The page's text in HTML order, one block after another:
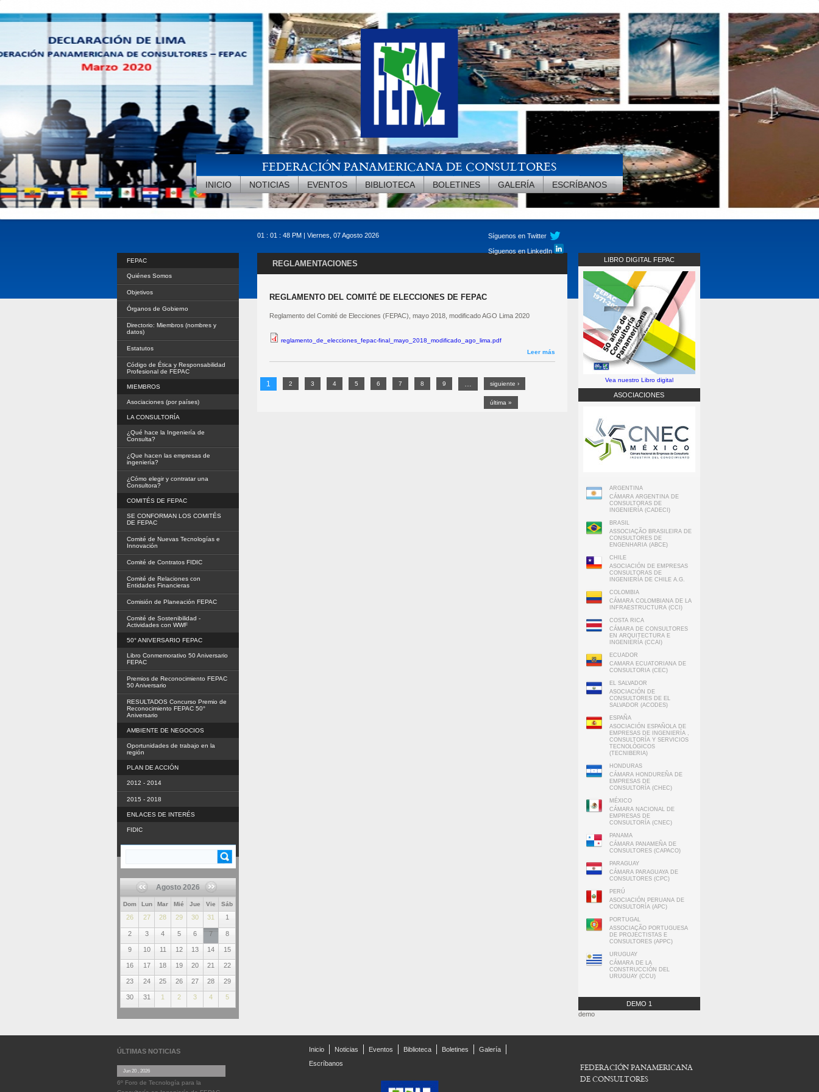
FEDERACIÓN PANAMERICANA DE CONSULTORES
INICIO NOTICIAS EVENTOS BIBLIOTECA BOLETINES GALERÍA ESCRÍBANOS
01 : 01 : 48 PM | Viernes, 07 Agosto 2026 Síguenos en Twitter
Síguenos en LinkedIn
REGLAMENTACIONES
REGLAMENTO DEL COMITÉ DE ELECCIONES DE FEPAC
Reglamento del Comité de Elecciones (FEPAC), mayo 2018, modificado AGO Lima 2020
reglamento_de_elecciones_fepac-final_mayo_2018_modificado_ago_lima.pdf
Leer más
sobre
Reglamento
PÁGINAS
1 2 3 4 5 6 7 8 9 … siguiente ›
última »
FEPAC
Quiénes Somos
Objetivos
Órganos de Gobierno
Directorio: Miembros (nombres y
datos)
Estatutos
Código de Ética y Responsabilidad
Profesional de FEPAC
MIEMBROS
Asociaciones (por países)
LA CONSULTORÍA
¿Qué hace la Ingeniería de
Consulta?
¿Que hacen las empresas de
ingeniería?
¿Cómo elegir y contratar una
Consultora?
COMITÉS DE FEPAC
SE CONFORMAN LOS COMITÉS
DE FEPAC
Comité de Nuevas Tecnologías e
Innovación
Comité de Contratos FIDIC
Comité de Relaciones con
Entidades Financieras
Comisión de Planeación FEPAC
Comité de Sostenibilidad -
Actividades con WWF
50° ANIVERSARIO FEPAC
Libro Conmemorativo 50 Aniversario
FEPAC
Premios de Reconocimiento FEPAC
50 Aniversario
RESULTADOS Concurso Premio de
Reconocimiento FEPAC 50°
Aniversario
AMBIENTE DE NEGOCIOS
Oportunidades de trabajo en la
región
PLAN DE ACCIÓN
2012 - 2014
2015 - 2018
ENLACES DE INTERÉS
FIDIC
BÚSQUEDA
Agosto 2026
Dom Lun Mar Mié Jue Vie Sáb
26 27 28 29 30 31 1
2 3 4 5 6 7 8
9 10 11 12 13 14 15
16 17 18 19 20 21 22
23 24 25 26 27 28 29
30 31 1 2 3 4 5
LIBRO DIGITAL FEPAC
Vea nuestro Libro digital
ASOCIACIONES
ARGENTINA
CÁMARA ARGENTINA DE
CONSULTORAS DE
INGENIERÍA (CADECI)
BRASIL
ASSOCIAÇÃO BRASILEIRA DE
CONSULTORES DE
ENGENHARIA (ABCE)
CHILE
ASOCIACIÓN DE EMPRESAS
CONSULTORAS DE
INGENIERÍA DE CHILE A.G.
COLOMBIA
CÁMARA COLOMBIANA DE LA
INFRAESTRUCTURA (CCI)
COSTA RICA
CÁMARA DE CONSULTORES
EN ARQUITECTURA E
INGENIERÍA (CCAI)
ECUADOR
CAMARA ECUATORIANA DE
CONSULTORIA (CEC)
EL SALVADOR
ASOCIACIÓN DE
CONSULTORES DE EL
SALVADOR (ACODES)
ESPAÑA
ASOCIACIÓN ESPAÑOLA DE
EMPRESAS DE INGENIERÍA ,
CONSULTORÍA Y SERVICIOS
TECNOLÓGICOS
(TECNIBERIA)
HONDURAS
CÁMARA HONDUREÑA DE
EMPRESAS DE
CONSULTORÍA (CHEC)
MÉXICO
CÁMARA NACIONAL DE
EMPRESAS DE
CONSULTORÍA (CNEC)
PANAMA
CÁMARA PANAMEÑA DE
CONSULTORES (CAPACO)
PARAGUAY
CÁMARA PARAGUAYA DE
CONSULTORES (CPC)
PERÚ
ASOCIACIÓN PERUANA DE
CONSULTORÍA (APC)
PORTUGAL
ASSOCIAÇÃO PORTUGUESA
DE PROJECTISTAS E
CONSULTORES (APPC)
URUGUAY
CÁMARA DE LA
CONSTRUCCIÓN DEL
URUGUAY (CCU)
DEMO 1
demo
FEDERACIÓN PANAMERICANA
DE CONSULTORES
ÚLTIMAS NOTICIAS
Jun 20 , 2026
6º Foro de Tecnología para la
Inicio Noticias Eventos Biblioteca Boletines
Galería
Escríbanos